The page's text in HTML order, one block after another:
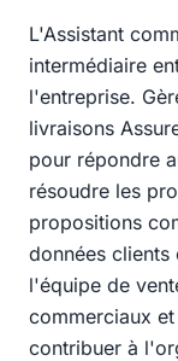
L'Assistant
intermédiaire
l'entreprise.
livraisons
pour répondre
résoudre les
propositions
données clients
l'équipe de
commerciaux
contribuer à